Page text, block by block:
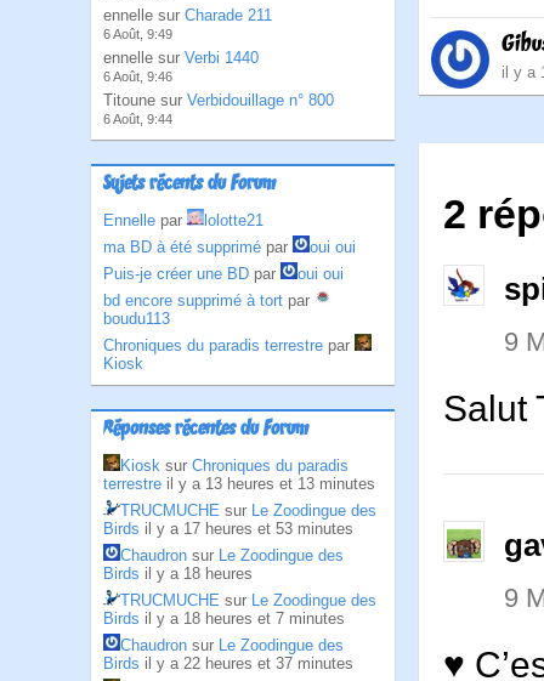
ennelle sur Charade 211
6 Août, 9:49
ennelle sur Verbi 1440
6 Août, 9:46
Titoune sur Verbidouillage n° 800
6 Août, 9:44
Sujets récents du Forum
Ennelle par
lolotte21
ma BD à été supprimé par
oui oui
Puis-je créer une BD par
oui oui
bd encore supprimé à tort par
boudu113
Chroniques du paradis terrestre par
Kiosk
Réponses récentes du Forum
Kiosk sur Chroniques du paradis
terrestre il y a 13 heures et 13 minutes
TRUCMUCHE sur Le Zoodingue des
Birds il y a 17 heures et 53 minutes
Chaudron sur Le Zoodingue des
Birds il y a 18 heures
TRUCMUCHE sur Le Zoodingue des
Birds il y a 18 heures et 7 minutes
Chaudron sur Le Zoodingue des
Birds il y a 22 heures et 37 minutes
il y a
2
9
Salut
9
♥